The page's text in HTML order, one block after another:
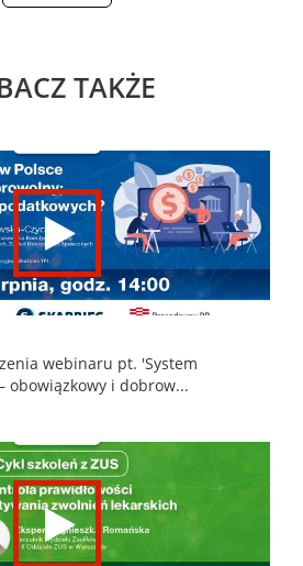
TAKŻE
webinaru pt. 'System
obowiązkowy i dobrow...